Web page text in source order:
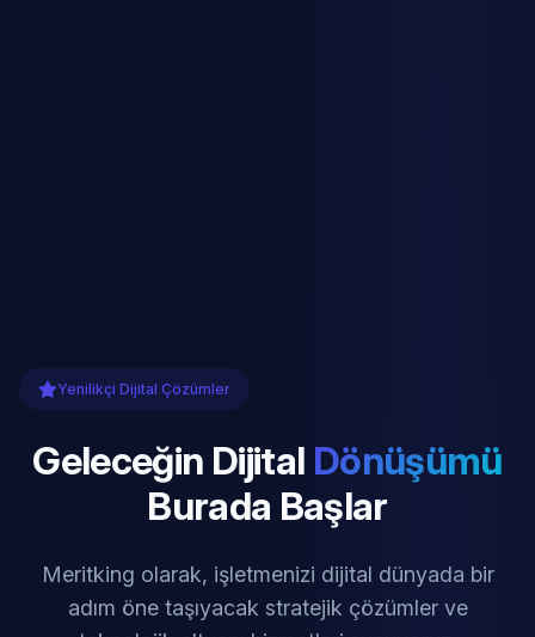
Yenilikçi Dijital Çözümler
Geleceğin Dijital Dönüşümü
Burada Başlar
Meritking olarak, işletmenizi dijital dünyada bir
adım öne taşıyacak stratejik çözümler ve